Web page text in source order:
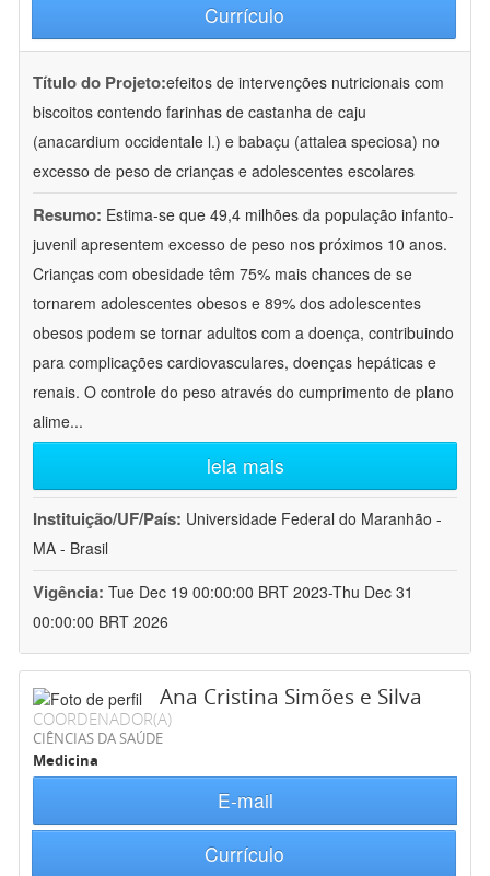
Currículo
Título do Projeto:efeitos de intervenções nutricionais com
biscoitos contendo farinhas de castanha de caju
(anacardium occidentale l.) e babaçu (attalea speciosa) no
excesso de peso de crianças e adolescentes escolares
Resumo: Estima-se que 49,4 milhões da população infanto-
juvenil apresentem excesso de peso nos próximos 10 anos.
Crianças com obesidade têm 75% mais chances de se
tornarem adolescentes obesos e 89% dos adolescentes
obesos podem se tornar adultos com a doença, contribuindo
para complicações cardiovasculares, doenças hepáticas e
renais. O controle do peso através do cumprimento de plano
alime...
leia mais
Instituição/UF/País: Universidade Federal do Maranhão -
MA - Brasil
Vigência: Tue Dec 19 00:00:00 BRT 2023-Thu Dec 31
00:00:00 BRT 2026
Ana Cristina Simões e Silva
COORDENADOR(A)
CIÊNCIAS DA SAÚDE
Medicina
E-mail
Currículo